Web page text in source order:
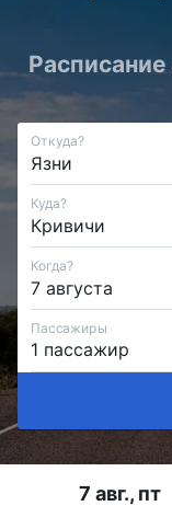
Откуда?
Куда?
Когда?
Пассажиры
7 авг., пт